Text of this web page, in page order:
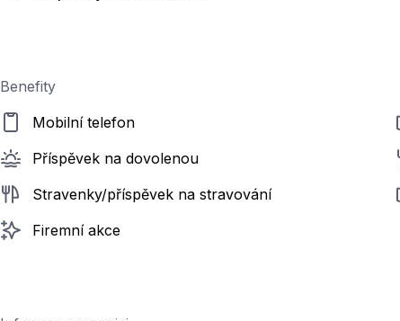
Benefity
Mobilní telefon
Příspěvek na dovolenou
Stravenky/příspěvek na stravování
Firemní akce